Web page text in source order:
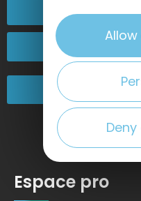
Nos
Espace pro